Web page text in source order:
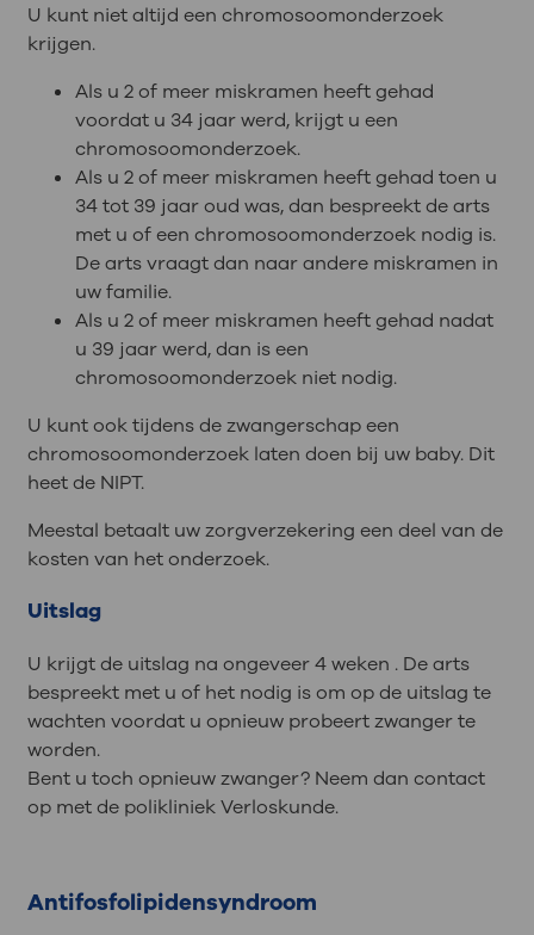
U kunt niet altijd een chromosoomonderzoek
krijgen.
Als u 2 of meer miskramen heeft gehad
voordat u 34 jaar werd, krijgt u een
chromosoomonderzoek.
Als u 2 of meer miskramen heeft gehad toen u
34 tot 39 jaar oud was, dan bespreekt de arts
met u of een chromosoomonderzoek nodig is.
De arts vraagt dan naar andere miskramen in
uw familie.
Als u 2 of meer miskramen heeft gehad nadat
u 39 jaar werd, dan is een
chromosoomonderzoek niet nodig.
U kunt ook tijdens de zwangerschap een
chromosoomonderzoek laten doen bij uw baby. Dit
heet de NIPT.
Meestal betaalt uw zorgverzekering een deel van de
kosten van het onderzoek.
Uitslag
U krijgt de uitslag na ongeveer 4 weken . De arts
bespreekt met u of het nodig is om op de uitslag te
wachten voordat u opnieuw probeert zwanger te
worden.
Bent u toch opnieuw zwanger? Neem dan contact
op met de polikliniek Verloskunde.
Antifosfolipidensyndroom